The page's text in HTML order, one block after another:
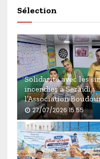
Sélection
S
o
l
i
Solidarité avec les
incendies à Seraïdi :
l’Association
27/07/2026 15:55